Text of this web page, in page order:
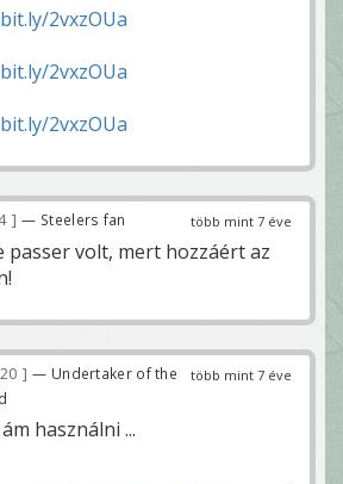
bit.ly/2vxzOUa
bit.ly/2vxzOUa
bit.ly/2vxzOUa
több mint 7 éve
— Steelers fan
passer volt, mert hozzáért az
több mint 7 éve
— Undertaker of the
használni ...